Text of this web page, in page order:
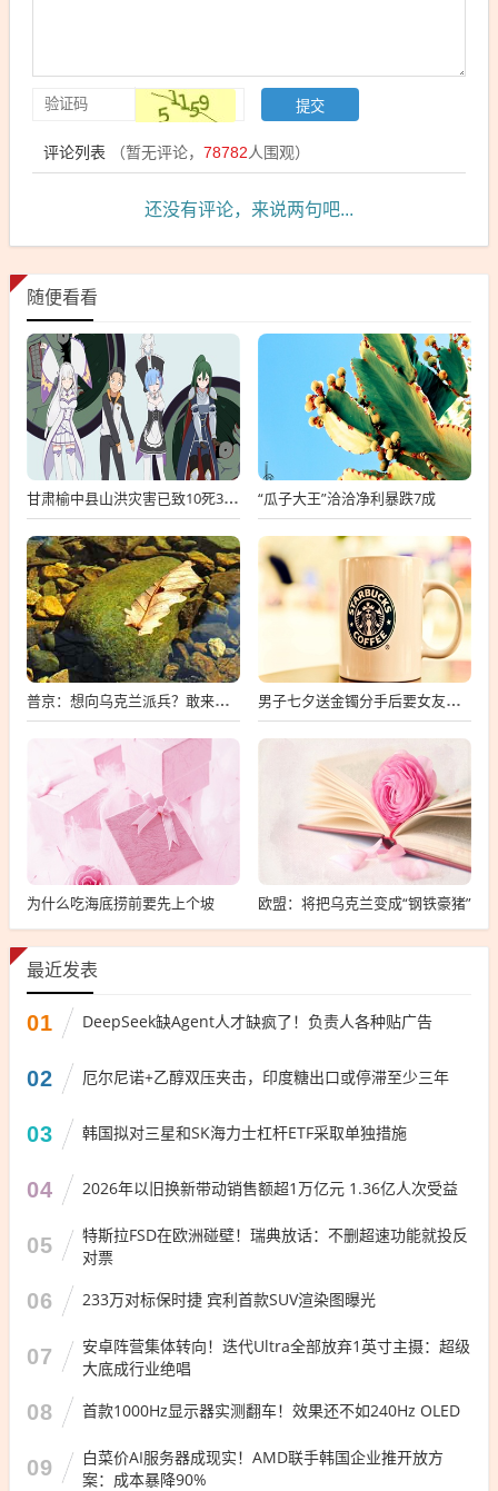
评论列表 （暂无评论， 78782人围观）
还没有评论，来说两句吧...
随便看看
甘肃榆中县山洪灾害已致10死33失联 “瓜子大王”洽洽净利暴跌7成
普京：想向乌克兰派兵？敢来就打，普京，敢派兵到乌克兰，将面临严厉反击 男子七夕送金镯分手后要女友还钱
为什么吃海底捞前要先上个坡 欧盟：将把乌克兰变成“钢铁豪猪”
最近发表
01 DeepSeek缺Agent人才缺疯了！负责人各种贴广告
02 厄尔尼诺+乙醇双压夹击，印度糖出口或停滞至少三年
03 韩国拟对三星和SK海力士杠杆ETF采取单独措施
04 2026年以旧换新带动销售额超1万亿元 1.36亿人次受益
05
特斯拉FSD在欧洲碰壁！瑞典放话：不删超速功能就投反
对票
06 233万对标保时捷 宾利首款SUV渲染图曝光
07
安卓阵营集体转向！迭代Ultra全部放弃1英寸主摄：超级
大底成行业绝唱
08 首款1000Hz显示器实测翻车！效果还不如240Hz OLED
09
白菜价AI服务器成现实！AMD联手韩国企业推开放方
案：成本暴降90%